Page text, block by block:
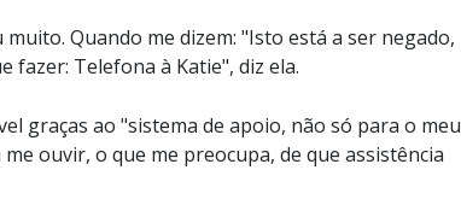
Quando me dizem: "Isto está a ser negado,
fazer: Telefona à Katie", diz ela.
graças ao "sistema de apoio, não só para o meu
ouvir, o que me preocupa, de que assistência